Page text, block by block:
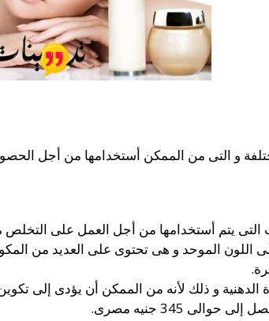
و التى من الممكن أستخدامها من أجل
التى يتم أستخدامها من أجل العمل على التخلص
الدهنية و ذلك لأنه من الممكن أن يؤدى إلى
إلى حوالى 345 جنيه مصرى.